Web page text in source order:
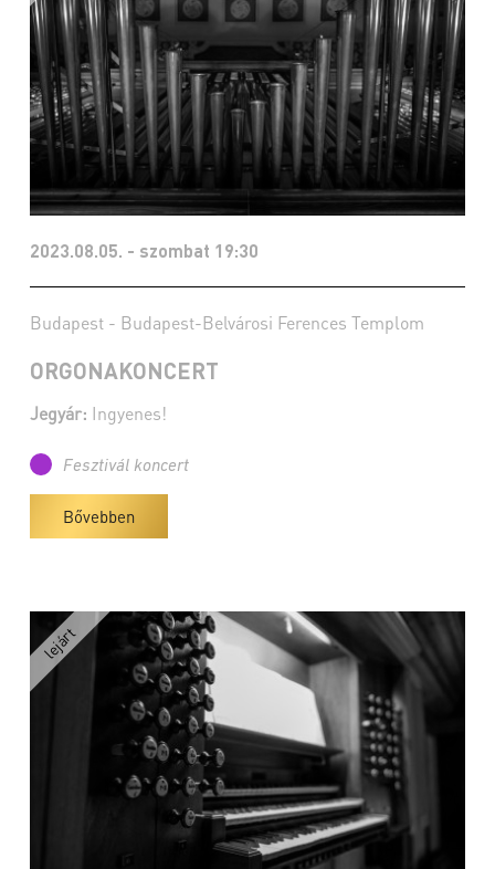
2023.08.05. - szombat 19:30
Budapest - Budapest-Belvárosi Ferences Templom
ORGONAKONCERT
Jegyár: Ingyenes!
Fesztivál koncert
Bővebben